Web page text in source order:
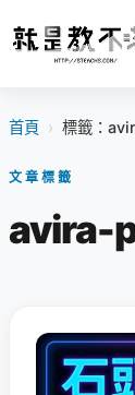
首頁 › 標籤：
文章標籤
avira-